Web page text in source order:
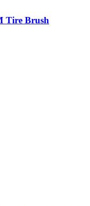
Tire Brush